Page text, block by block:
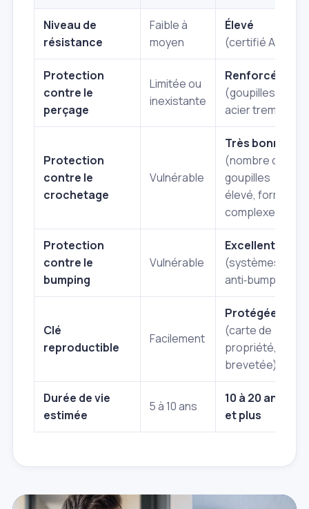
Niveau de
résistance
Faible à
moyen
Élevé
(certifié A2P)
Protection
contre le
perçage
Limitée ou
inexistante
Renforcée
(goupilles en
acier trempé)
Protection
contre le
crochetage
Vulnérable
Très bonne
(nombre de
goupilles
élevé, formes
complexes)
Protection
contre le
bumping
Vulnérable
Excellente
(systèmes
anti‑bumping)
Clé
reproductible
Facilement
Protégée
(carte de
propriété,
brevetée)
Durée de vie
estimée
5 à 10 ans
10 à 20 ans
et plus